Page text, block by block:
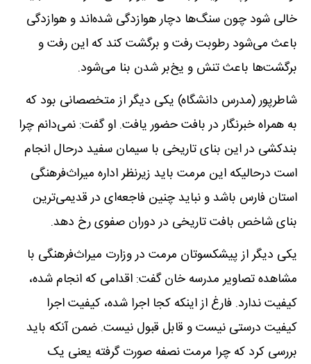
خالی شود چون سنگ‌ها دچار هوازدگی شده‌اند و هوازدگی
باعث می‌شود رطوبت رفت و برگشت کند که این رفت و
برگشت‌ها باعث تنش و یخ‌بر شدن بنا می‌شود.
شاطرپور (مدرس دانشگاه) یکی دیگر از متخصصانی بود که
به همراه خبرنگار در بافت حضور یافت. او گفت: نمی‌دانم چرا
بندکشی در این بنای تاریخی با سیمان سفید درحال انجام
است درحالیکه این مرمت باید زیرنظر اداره میراث‌فرهنگی
استان فارس باشد و نباید چنین فاجعه‌ای در قدیمی‌ترین
بنای شاخص بافت تاریخی در دوران صفوی رخ دهد.
یکی دیگر از پیشکسوتان مرمت در وزارت میراث‌فرهنگی با
مشاهده تصاویر مدرسه خان گفت: اقدامی که انجام شده،
کیفیت ندارد. فارغ از اینکه کجا اجرا شده، کیفیت اجرا
کیفیت درستی نیست و قابل قبول نیست. ضمن آنکه باید
بررسی کرد که چرا مرمت نصفه صورت گرفته یعنی یک